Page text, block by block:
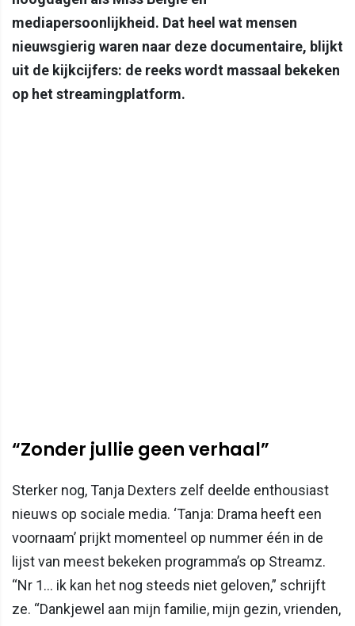
mediapersoonlijkheid. Dat heel wat mensen
nieuwsgierig waren naar deze documentaire, blijkt
uit de kijkcijfers: de reeks wordt massaal bekeken
op het streamingplatform.
“Zonder jullie geen verhaal”
Sterker nog, Tanja Dexters zelf deelde enthousiast
nieuws op sociale media. ‘Tanja: Drama heeft een
voornaam’ prijkt momenteel op nummer één in de
lijst van meest bekeken programma’s op Streamz.
“Nr 1… ik kan het nog steeds niet geloven,” schrijft
ze. “Dankjewel aan mijn familie, mijn gezin, vrienden,